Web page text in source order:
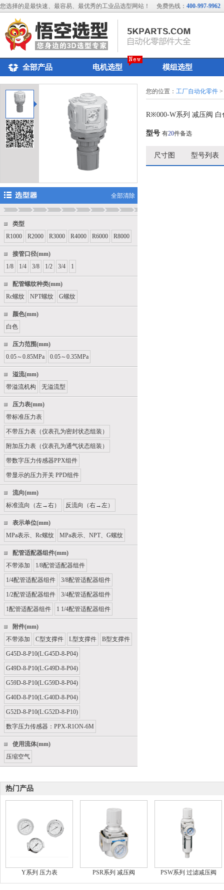
您选择的是最快速、最容易、最优秀的工业品选型网站！ 免费热线： 400-997-9962
全部产品 电机选型 模组选型
您的位置： 工厂自动化零件 >
R※000-W系列 减压阀 白
型号 有20件备选
尺寸图 型号列表
全部清除
类型
R1000
R2000 R3000 R4000 R6000 R8000
接管口径(mm)
1/8
1/4 3/8 1/2 3/4 1
配管螺纹种类(mm)
Rc螺纹
NPT螺纹 G螺纹
颜色(mm)
白色
压力范围(mm)
0.05～0.85MPa
0.05～0.35MPa
溢流(mm)
带溢流机构
无溢流型
压力表(mm)
带标准压力表
不带压力表（仪表孔为密封状态组装）
附加压力表（仪表孔为通气状态组装）
带数字压力传感器PPX组件
带显示的压力开关 PPD组件
流向(mm)
标准流向（左→右）
反流向（右→左）
表示单位(mm)
MPa表示、Rc螺纹
MPa表示、NPT、G螺纹
配管适配器组件(mm)
不带添加
1/8配管适配器组件
1/4配管适配器组件 3/8配管适配器组件
1/2配管适配器组件 3/4配管适配器组件
1配管适配器组件 1 1/4配管适配器组件
附件(mm)
不带添加
C型支撑件 L型支撑件 B型支撑件
G45D-8-P10(L:G45D-8-P04)
G49D-8-P10(L:G49D-8-P04)
G59D-8-P10(L:G59D-8-P04)
G40D-8-P10(L:G40D-8-P04)
G52D-8-P10(L:G52D-8-P10)
数字压力传感器：PPX-R1ON-6M
使用流体(mm)
压缩空气
热门产品
Y系列 压力表 PSR系列 减压阀 PSW系列 过滤减压阀